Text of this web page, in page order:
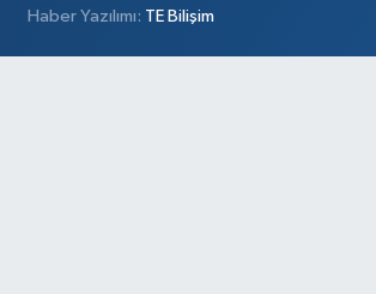
Haber Yazılımı: TE Bilişim